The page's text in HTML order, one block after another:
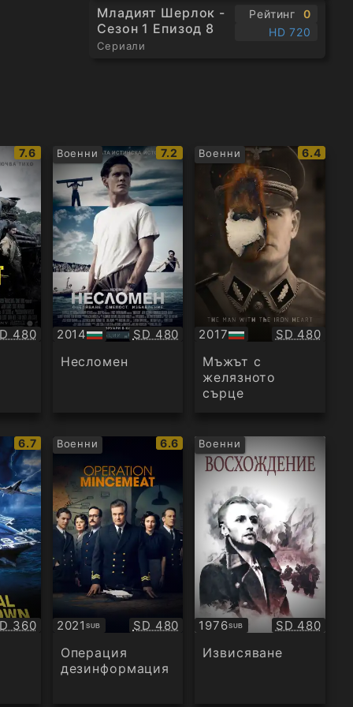
Младият Шерлок -
Сезон 1 Епизод 8
Сериали
Рейтинг
0
HD 720
IMDb
рейтинг:
7.6
480
Военни
IMDb
рейтинг:
7.2
2014
БГ
аудио
Качество:
SD 480
Несломен
Военни
IMDb
6.4
2017
БГ
аудио
Качество:
SD 480
Мъжът с
желязното
сърце
IMDb
рейтинг:
6.7
360
Военни
IMDb
рейтинг:
6.6
2021SUB
Субтитри Качество:
SD 480
Операция
дезинформация
Военни
1976SUB
Субтитри Качество:
SD 480
Извисяване